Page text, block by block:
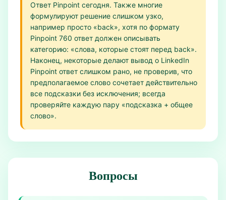
Ответ Pinpoint сегодня. Также многие
формулируют решение слишком узко,
например просто «back», хотя по формату
Pinpoint 760 ответ должен описывать
категорию: «слова, которые стоят перед back».
Наконец, некоторые делают вывод о LinkedIn
Pinpoint ответ слишком рано, не проверив, что
предполагаемое слово сочетает действительно
все подсказки без исключения; всегда
проверяйте каждую пару «подсказка + общее
слово».
Вопросы